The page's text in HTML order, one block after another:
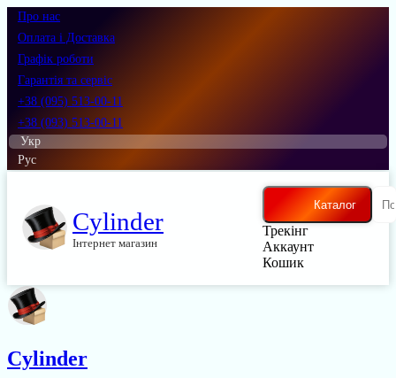
Про нас
Оплата і Доставка
Графік роботи
Гарантія та сервіс
+38 (095) 513-00-11
+38 (093) 513-00-11
Укр
Рус
Cylinder
Інтернет магазин
Каталог
Трекінг
Аккаунт
Кошик
Cylinder